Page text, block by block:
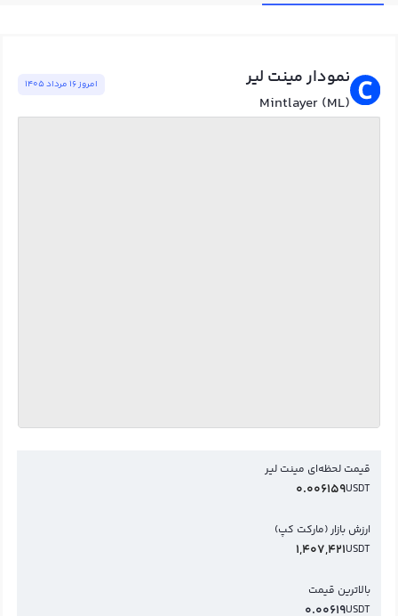
نمودار مینت لیر
Mintlayer (ML)
امروز ١٦ مرداد ١٤٠٥
قیمت لحظه‌ای مینت لیر
USDT
0.006159
ارزش بازار (مارکت کپ)
USDT
1,407,421
بالاترین قیمت
USDT
0.00619